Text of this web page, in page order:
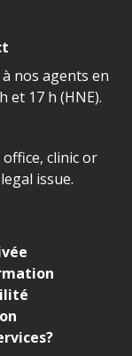
nos agents en
et 17 h (HNE).
clinic or
issue.